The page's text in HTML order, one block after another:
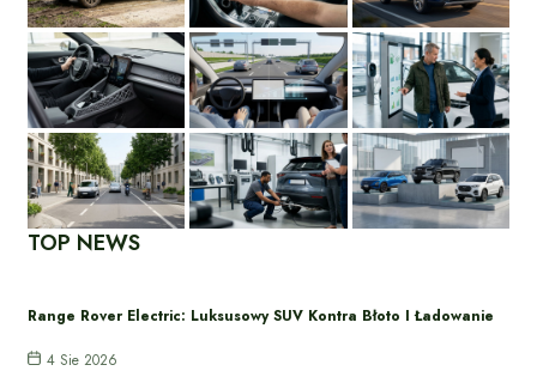
TOP NEWS
Range Rover Electric: Luksusowy SUV Kontra Błoto I Ładowanie
4 Sie 2026